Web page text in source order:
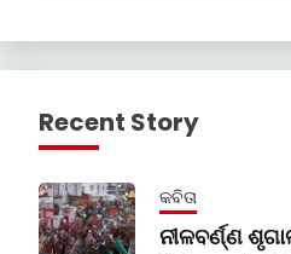
Recent Story
କବିତା
ନୀଳବର୍ଣ୍ଣ